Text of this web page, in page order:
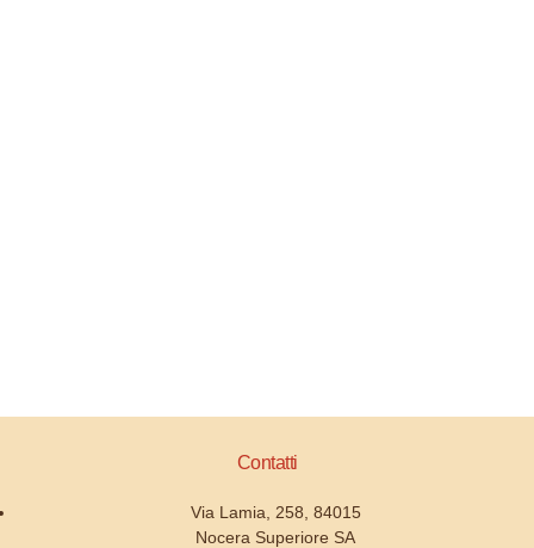
Contatti
Via Lamia, 258, 84015
Nocera Superiore SA